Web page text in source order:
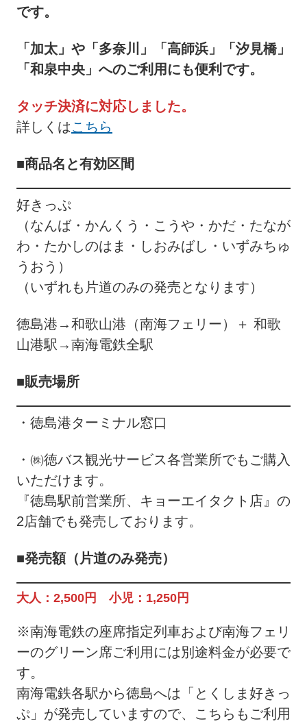
です。
「加太」や「多奈川」「高師浜」「汐見橋」
「和泉中央」へのご利用にも便利です。
タッチ決済に対応しました。
詳しくはこちら
■商品名と有効区間
好きっぷ
（なんば・かんくう・こうや・かだ・たなが
わ・たかしのはま・しおみばし・いずみちゅ
うおう）
（いずれも片道のみの発売となります）
徳島港→和歌山港（南海フェリー）＋ 和歌
山港駅→南海電鉄全駅
■販売場所
・徳島港ターミナル窓口
・㈱徳バス観光サービス各営業所でもご購入
いただけます。
『徳島駅前営業所、キョーエイタクト店』の
2店舗でも発売しております。
■発売額（片道のみ発売）
大人：2,500円 小児：1,250円
※南海電鉄の座席指定列車および南海フェリ
ーのグリーン席ご利用には別途料金が必要で
す。
南海電鉄各駅から徳島へは「とくしま好きっ
ぷ」が発売していますので、こちらもご利用